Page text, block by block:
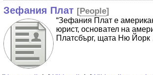
Зефания Плат [People]
“Зефания Плат е
юрист, основател на
Платсбърг, щата Ню Йорк